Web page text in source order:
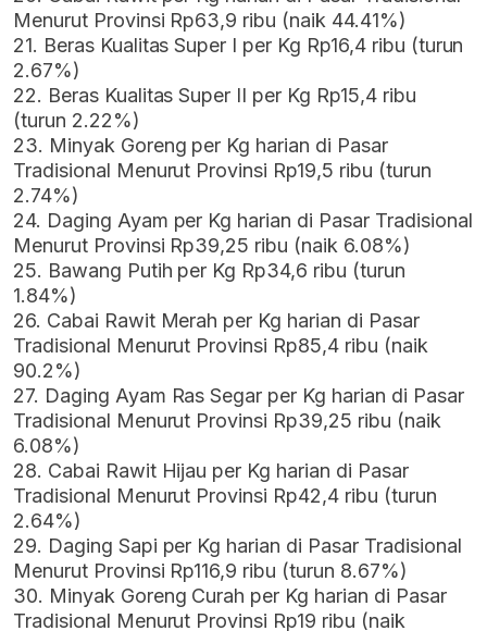
Menurut Provinsi Rp63,9 ribu (naik 44.41%)
21. Beras Kualitas Super I per Kg Rp16,4 ribu (turun
2.67%)
22. Beras Kualitas Super II per Kg Rp15,4 ribu
(turun 2.22%)
23. Minyak Goreng per Kg harian di Pasar
Tradisional Menurut Provinsi Rp19,5 ribu (turun
2.74%)
24. Daging Ayam per Kg harian di Pasar Tradisional
Menurut Provinsi Rp39,25 ribu (naik 6.08%)
25. Bawang Putih per Kg Rp34,6 ribu (turun
1.84%)
26. Cabai Rawit Merah per Kg harian di Pasar
Tradisional Menurut Provinsi Rp85,4 ribu (naik
90.2%)
27. Daging Ayam Ras Segar per Kg harian di Pasar
Tradisional Menurut Provinsi Rp39,25 ribu (naik
6.08%)
28. Cabai Rawit Hijau per Kg harian di Pasar
Tradisional Menurut Provinsi Rp42,4 ribu (turun
2.64%)
29. Daging Sapi per Kg harian di Pasar Tradisional
Menurut Provinsi Rp116,9 ribu (turun 8.67%)
30. Minyak Goreng Curah per Kg harian di Pasar
Tradisional Menurut Provinsi Rp19 ribu (naik